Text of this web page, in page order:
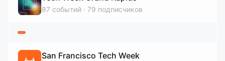
87 событий 79 подписчиков
San Francisco Tech Week